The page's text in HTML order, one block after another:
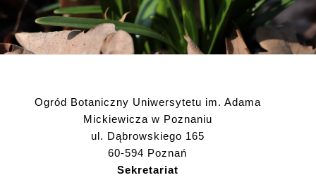
Ogród Botaniczny Uniwersytetu im. Adama
Mickiewicza w Poznaniu
ul. Dąbrowskiego 165
60-594 Poznań
Sekretariat